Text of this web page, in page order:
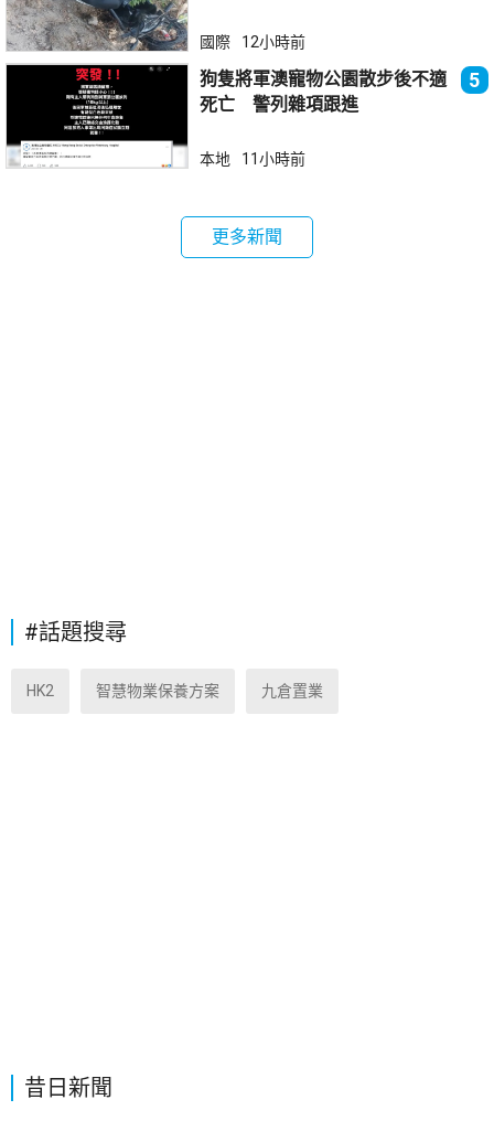
昔日新聞
國際 12小時前
狗隻將軍澳寵物公園散步後不適
死亡 警列雜項跟進
5
本地 11小時前
更多新聞
#話題搜尋
HK2 智慧物業保養方案 九倉置業